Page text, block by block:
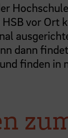
vor Ort
dann
finden in